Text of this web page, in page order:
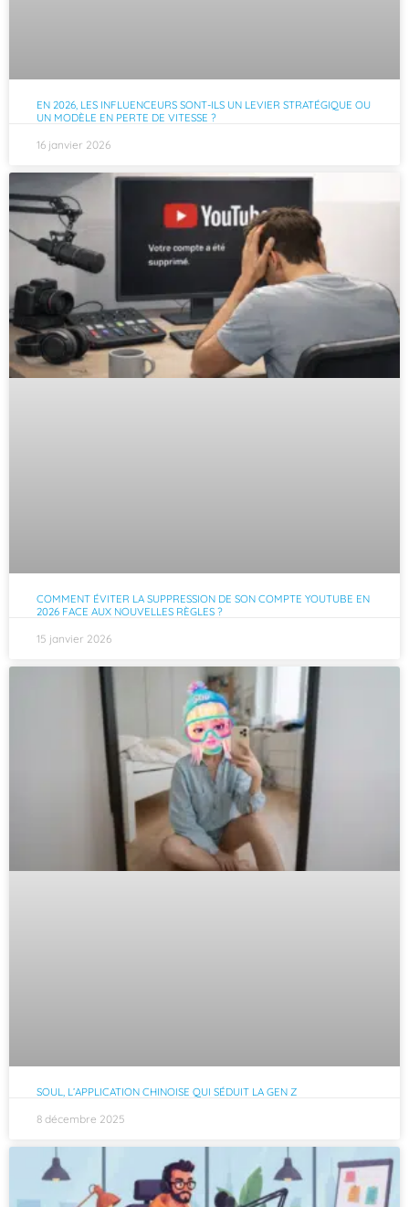
EN 2026, LES INFLUENCEURS SONT-ILS UN LEVIER STRATÉGIQUE OU
UN MODÈLE EN PERTE DE VITESSE ?
16 janvier 2026
COMMENT ÉVITER LA SUPPRESSION DE SON COMPTE YOUTUBE EN
2026 FACE AUX NOUVELLES RÈGLES ?
15 janvier 2026
SOUL, L’APPLICATION CHINOISE QUI SÉDUIT LA GEN Z
8 décembre 2025